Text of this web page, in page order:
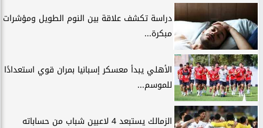
دراسة تكشف علاقة بين النوم الطويل ومؤشرات
مبكرة...
الأهلي يبدأ معسكر إسبانيا بمران قوي استعدادًا
للموسم...
الزمالك يستبعد 4 لاعبين شباب من حساباته